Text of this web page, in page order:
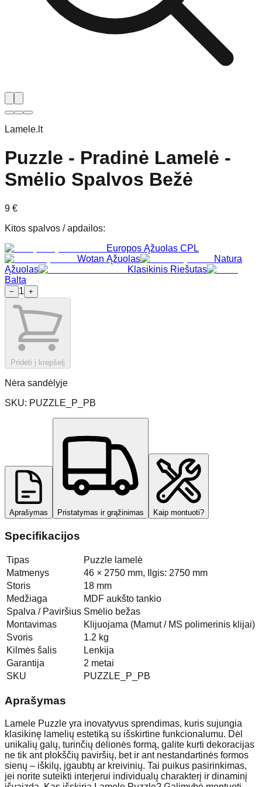
Lamele.lt
Puzzle - Pradinė Lamelė -
Smėlio Spalvos Bežė
9 €
Kitos spalvos / apdailos:
Europos Ąžuolas CPL
Wotan Ąžuolas
Natura
Ąžuolas
Klasikinis Riešutas
Balta
− 1 +
Pridėti į krepšelį
Nėra sandėlyje
SKU: PUZZLE_P_PB
Aprašymas Pristatymas ir grąžinimas Kaip montuoti?
Specifikacijos
Tipas
Puzzle lamelė
Matmenys
46 × 2750 mm, Ilgis: 2750 mm
Storis
18 mm
Medžiaga
MDF aukšto tankio
Spalva / Paviršius Smėlio bežas
Montavimas
Klijuojama (Mamut / MS polimerinis klijai)
Svoris
1.2 kg
Kilmės šalis
Lenkija
Garantija
2 metai
SKU
PUZZLE_P_PB
Aprašymas
Lamele Puzzle yra inovatyvus sprendimas, kuris sujungia
klasikinę lamelių estetiką su išskirtine funkcionalumu. Dėl
unikalių galų, turinčių dėlionės formą, galite kurti dekoracijas
ne tik ant plokščių paviršių, bet ir ant nestandartinės formos
sienų – iškilų, įgaubtų ar kreivinių. Tai puikus pasirinkimas,
jei norite suteikti interjerui individualų charakterį ir dinaminį